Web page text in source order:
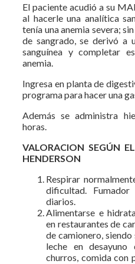
El paciente acudió a su
al hacerle una analítica
tenía una anemia severa;
de sangrado, se derivó a
sanguínea y completar
anemia.
Ingresa en planta de
programa para hacer una
Además se administra
horas.
VALORACION SEGÚN
HENDERSON
Respirar
dificultad.
diarios.
Alimentarse e
en restaurantes de
de camionero,
leche en
churros, comida con